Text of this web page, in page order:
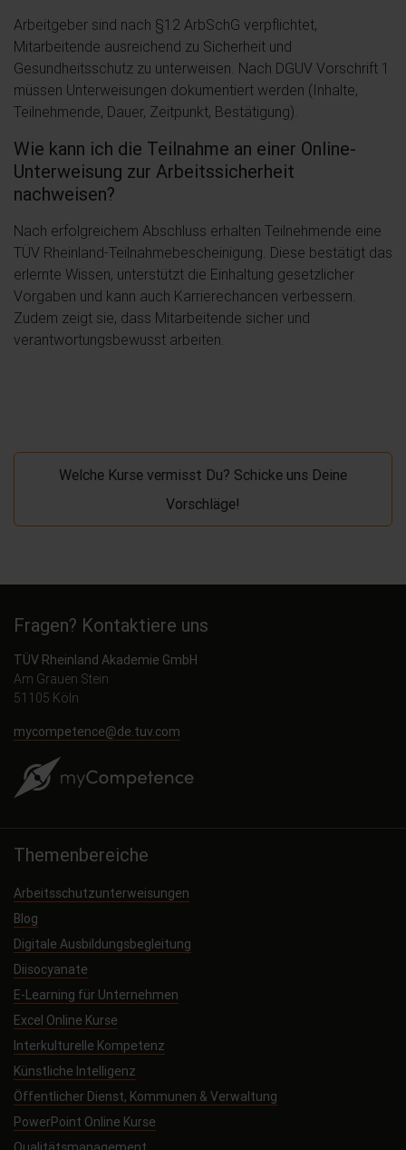
Arbeitgeber sind nach §12 ArbSchG verpflichtet,
Mitarbeitende ausreichend zu Sicherheit und
Gesundheitsschutz zu unterweisen. Nach DGUV Vorschrift 1
müssen Unterweisungen dokumentiert werden (Inhalte,
Teilnehmende, Dauer, Zeitpunkt, Bestätigung).
Wie kann ich die Teilnahme an einer Online-
Unterweisung zur Arbeitssicherheit
nachweisen?
Nach erfolgreichem Abschluss erhalten Teilnehmende eine
TÜV Rheinland-Teilnahmebescheinigung. Diese bestätigt das
erlernte Wissen, unterstützt die Einhaltung gesetzlicher
Vorgaben und kann auch Karrierechancen verbessern.
Zudem zeigt sie, dass Mitarbeitende sicher und
verantwortungsbewusst arbeiten.
Welche Kurse vermisst Du? Schicke uns Deine
Vorschläge!
Fragen? Kontaktiere uns
TÜV Rheinland Akademie GmbH
Am Grauen Stein
51105 Köln
mycompetence@de.tuv.com
Themenbereiche
Arbeitsschutzunterweisungen
Blog
Digitale Ausbildungsbegleitung
Diisocyanate
E-Learning für Unternehmen
Excel Online Kurse
Interkulturelle Kompetenz
Künstliche Intelligenz
Öffentlicher Dienst, Kommunen & Verwaltung
PowerPoint Online Kurse